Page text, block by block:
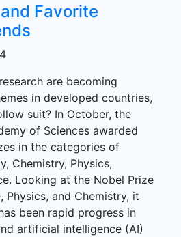
Favorite
are becoming
in developed countries,
suit? In October, the
of Sciences awarded
in the categories of
Chemistry, Physics,
Looking at the Nobel Prize
Physics, and Chemistry, it
been rapid progress in
artificial intelligence (AI)